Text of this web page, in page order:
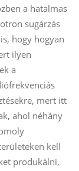
a hatalmas
sugárzás
hogy hogyan
ilyen
a
mert itt
ahol néhány
kell
produkálni,